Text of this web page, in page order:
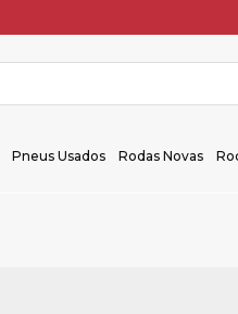
Pneus Usados Rodas Novas